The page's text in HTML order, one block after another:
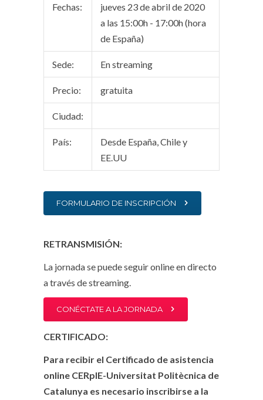
Fechas:
jueves 23 de abril de 2020
a las 15:00h - 17:00h (hora
de España)
Sede: En streaming
Precio: gratuita
Ciudad:
País:
Desde España, Chile y
EE.UU
FORMULARIO DE INSCRIPCIÓN
RETRANSMISIÓN:
La jornada se puede seguir online en directo
a través de streaming.
CONÉCTATE A LA JORNADA
CERTIFICADO:
Para recibir el Certificado de asistencia
online CERpIE-Universitat Politècnica de
Catalunya es necesario inscribirse a la